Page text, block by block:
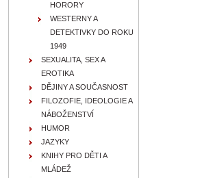
HORORY
WESTERNY A
DETEKTIVKY DO ROKU
1949
SEXUALITA, SEX A
EROTIKA
DĚJINY A SOUČASNOST
FILOZOFIE, IDEOLOGIE A
NÁBOŽENSTVÍ
HUMOR
JAZYKY
KNIHY PRO DĚTI A
MLÁDEŽ